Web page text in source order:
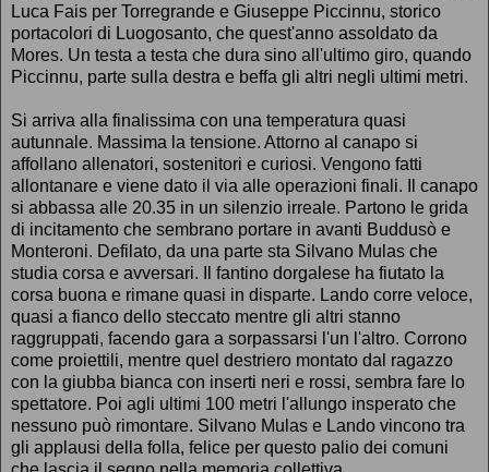
Luca Fais per Torregrande e Giuseppe Piccinnu, storico
portacolori di Luogosanto, che quest'anno assoldato da
Mores. Un testa a testa che dura sino all'ultimo giro, quando
Piccinnu, parte sulla destra e beffa gli altri negli ultimi metri.
Si arriva alla finalissima con una temperatura quasi
autunnale. Massima la tensione. Attorno al canapo si
affollano allenatori, sostenitori e curiosi. Vengono fatti
allontanare e viene dato il via alle operazioni finali. Il canapo
si abbassa alle 20.35 in un silenzio irreale. Partono le grida
di incitamento che sembrano portare in avanti Buddusò e
Monteroni. Defilato, da una parte sta Silvano Mulas che
studia corsa e avversari. Il fantino dorgalese ha fiutato la
corsa buona e rimane quasi in disparte. Lando corre veloce,
quasi a fianco dello steccato mentre gli altri stanno
raggruppati, facendo gara a sorpassarsi l'un l'altro. Corrono
come proiettili, mentre quel destriero montato dal ragazzo
con la giubba bianca con inserti neri e rossi, sembra fare lo
spettatore. Poi agli ultimi 100 metri l'allungo insperato che
nessuno può rimontare. Silvano Mulas e Lando vincono tra
gli applausi della folla, felice per questo palio dei comuni